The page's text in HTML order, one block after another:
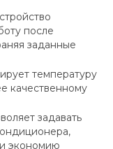
после
заданные
температуру
качественному
задавать
экономию